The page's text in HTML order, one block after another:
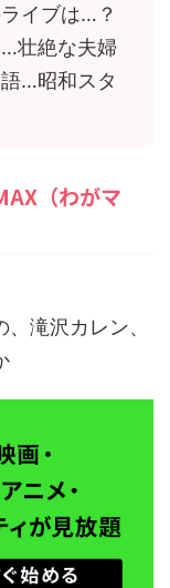
イブは…？
壮絶な夫婦
…昭和スタ
（わがマ
滝沢カレン、